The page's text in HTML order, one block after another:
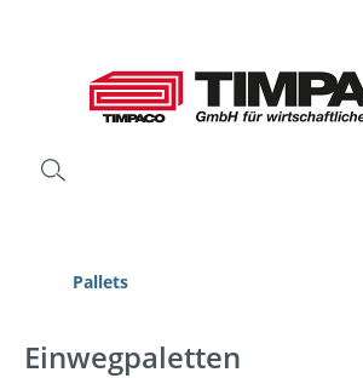
Pallets
Einwegpaletten